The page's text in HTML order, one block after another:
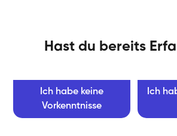
Hast du bereits
Ich habe keine
Vorkenntnisse
Ich